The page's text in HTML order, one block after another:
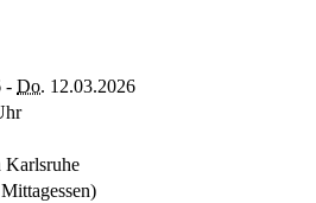
- Do. 12.03.2026